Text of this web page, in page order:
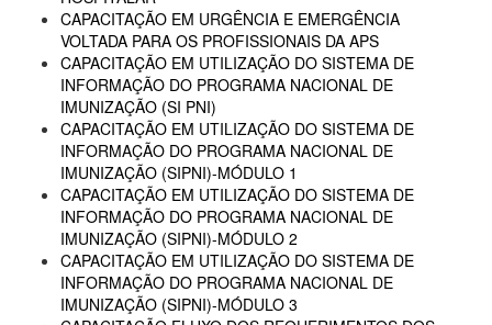
CAPACITAÇÃO EM URGÊNCIA E EMERGÊNCIA
VOLTADA PARA OS PROFISSIONAIS DA APS
CAPACITAÇÃO EM UTILIZAÇÃO DO SISTEMA DE
INFORMAÇÃO DO PROGRAMA NACIONAL DE
IMUNIZAÇÃO (SI PNI)
CAPACITAÇÃO EM UTILIZAÇÃO DO SISTEMA DE
INFORMAÇÃO DO PROGRAMA NACIONAL DE
IMUNIZAÇÃO (SIPNI)-MÓDULO 1
CAPACITAÇÃO EM UTILIZAÇÃO DO SISTEMA DE
INFORMAÇÃO DO PROGRAMA NACIONAL DE
IMUNIZAÇÃO (SIPNI)-MÓDULO 2
CAPACITAÇÃO EM UTILIZAÇÃO DO SISTEMA DE
INFORMAÇÃO DO PROGRAMA NACIONAL DE
IMUNIZAÇÃO (SIPNI)-MÓDULO 3